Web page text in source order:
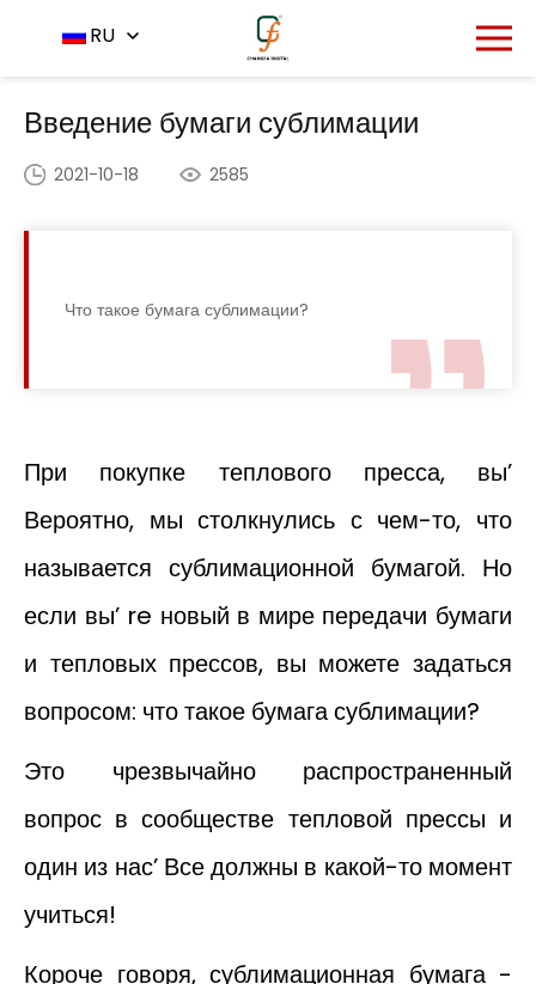
RU
Главная - Центр новостей
Введение бумаги сублимации
2021-10-18 2585
Что такое бумага сублимации?
При покупке теплового пресса, вы’
Вероятно, мы столкнулись с чем-то, что
называется сублимационной бумагой. Но
если вы’ re новый в мире передачи бумаги
и тепловых прессов, вы можете задаться
вопросом: что такое бумага сублимации?
Это чрезвычайно распространенный
вопрос в сообществе тепловой прессы и
один из нас’ Все должны в какой-то момент
учиться!
Короче говоря, сублимационная бумага -